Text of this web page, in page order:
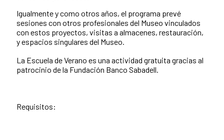
Igualmente y como otros años, el programa prevé
sesiones con otros profesionales del Museo vinculados
con estos proyectos, visitas a almacenes, restauración,
y espacios singulares del Museo.
La Escuela de Verano es una actividad gratuita gracias al
patrocinio de la Fundación Banco Sabadell.
Requisitos: